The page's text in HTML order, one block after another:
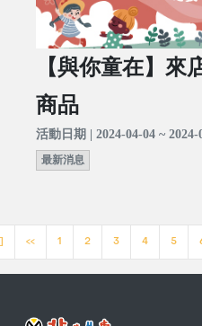
【與你童在】來
商品
活動日期 | 2024-04-04 ~ 2024-
最新消息
<< 1 2 3 4 5